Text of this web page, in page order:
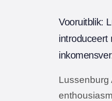
Vooruitblik:
introduceert
Lussenburg